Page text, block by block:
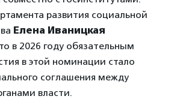
развития социальной
Елена Иваницкая
в 2026 году обязательным
в этой номинации стало
соглашения между
власти.